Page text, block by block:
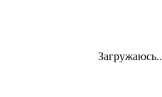
Загружаюсь..